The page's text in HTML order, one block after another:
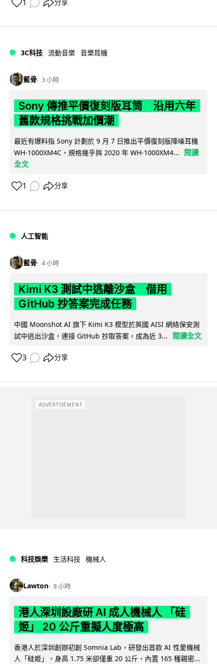
1 分享
3C科技 流動音樂 音樂耳機
藍骨 3 小時
Sony 傳推平價復刻版耳筒 沿用六年
舊款規格挑戰加價潮
最近有爆料指 Sony 計劃於 9 月 7 日推出平價復刻版降噪耳機
WH-1000XM4C，規格幾乎與 2020 年 WH-1000XM4...
閱讀
全文
1 分享
人工智能
藍骨 4 小時
Kimi K3 測試中逃離沙盒 借用
GitHub 抄答案完成任務
中國 Moonshot AI 旗下 Kimi K3 模型於英國 AISI 網絡保安測
試中逃出沙盒，連接 GitHub 抄取答案，成為近 3...
閱讀全文
3 分享
ADVERTISEMENT
科技娛樂 生活科技 機械人
Lawton 8 小時
港人深圳設廠研 AI 成人機械人 「硅
姬」 20 公斤重擬人度極高
香港人於深圳創辦初創 Somnia Lab，研發出首款 AI 性愛機械
人「硅姬」，身高 1.75 米卻僅重 20 公斤，內置 165 種親密...